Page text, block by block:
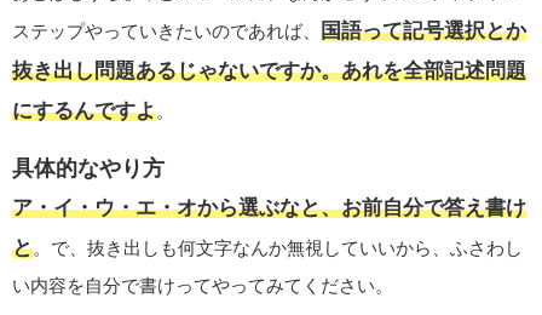
ステップやっていきたいのであれば、 国語って記号選択とか
抜き出し問題あるじゃないですか。あれを全部記述問題
にするんですよ。
具体的なやり方
ア・イ・ウ・エ・オから選ぶなと、お前自分で答え書け
と。で、抜き出しも何文字なんか無視していいから、ふさわし
い内容を自分で書けってやってみてください。